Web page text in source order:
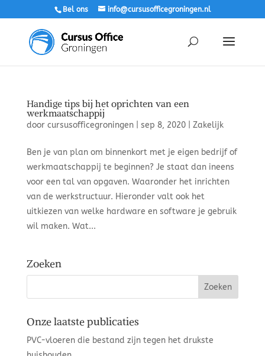
Bel ons info@cursusofficegroningen.nl
Handige tips bij het oprichten van een
werkmaatschappij
door cursusofficegroningen| sep 8, 2020| Zakelijk
Ben je van plan om binnenkort met je eigen bedrijf of
werkmaatschappij te beginnen? Je staat dan ineens
voor een tal van opgaven. Waaronder het inrichten
van de werkstructuur. Hieronder valt ook het
uitkiezen van welke hardware en software je gebruik
wil maken. Wat...
Zoeken
Onze laatste publicaties
PVC-vloeren die bestand zijn tegen het drukste